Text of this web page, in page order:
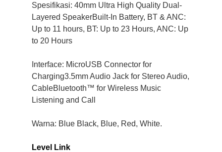
Spesifikasi: 40mm Ultra High Quality Dual-
Layered SpeakerBuilt-In Battery, BT & ANC:
Up to 11 hours, BT: Up to 23 Hours, ANC: Up
to 20 Hours
Interface: MicroUSB Connector for
Charging3.5mm Audio Jack for Stereo Audio,
CableBluetooth™ for Wireless Music
Listening and Call
Warna: Blue Black, Blue, Red, White.
Level Link